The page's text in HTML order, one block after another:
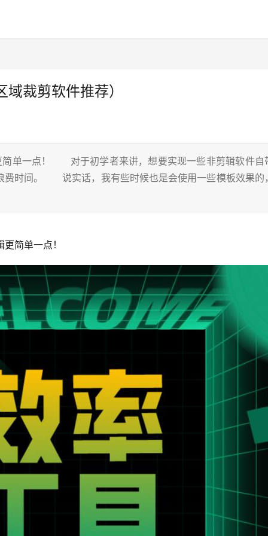
裁剪软件推荐）
单一点！ 对于初学者来讲，想要实现一些非剪辑软件自
费时间。 说实话，我有些时候也是会使用一些模板效果的
简单一点！